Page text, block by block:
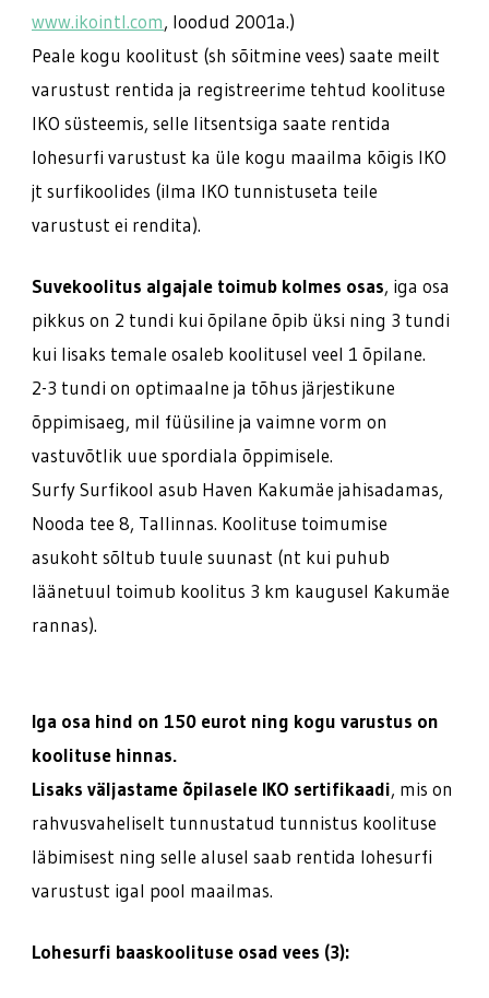
www.ikointl.com, loodud 2001a.)
Peale kogu koolitust (sh sõitmine vees) saate meilt
varustust rentida ja registreerime tehtud koolituse
IKO süsteemis, selle litsentsiga saate rentida
lohesurfi varustust ka üle kogu maailma kõigis IKO
jt surfikoolides (ilma IKO tunnistuseta teile
varustust ei rendita).
Suvekoolitus algajale toimub kolmes osas, iga osa
pikkus on 2 tundi kui õpilane õpib üksi ning 3 tundi
kui lisaks temale osaleb koolitusel veel 1 õpilane.
2-3 tundi on optimaalne ja tõhus järjestikune
õppimisaeg, mil füüsiline ja vaimne vorm on
vastuvõtlik uue spordiala õppimisele.
Surfy Surfikool asub Haven Kakumäe jahisadamas,
Nooda tee 8, Tallinnas. Koolituse toimumise
asukoht sõltub tuule suunast (nt kui puhub
läänetuul toimub koolitus 3 km kaugusel Kakumäe
rannas).
Iga osa hind on 150 eurot ning kogu varustus on
koolituse hinnas.
Lisaks väljastame õpilasele IKO sertifikaadi, mis on
rahvusvaheliselt tunnustatud tunnistus koolituse
läbimisest ning selle alusel saab rentida lohesurfi
varustust igal pool maailmas.
Lohesurfi baaskoolituse osad vees (3):